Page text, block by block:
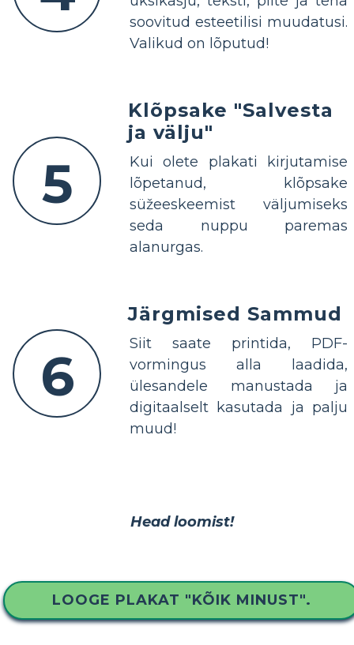
soovitud esteetilisi muudatusi.
Valikud on lõputud!
5
Klõpsake "Salvesta
ja välju"
Kui olete plakati kirjutamise
lõpetanud, klõpsake
süžeeskeemist väljumiseks
seda nuppu paremas
alanurgas.
6
Järgmised Sammud
Siit saate printida, PDF-
vormingus alla laadida,
ülesandele manustada ja
digitaalselt kasutada ja palju
muud!
Head loomist!
LOOGE PLAKAT "KÕIK MINUST".